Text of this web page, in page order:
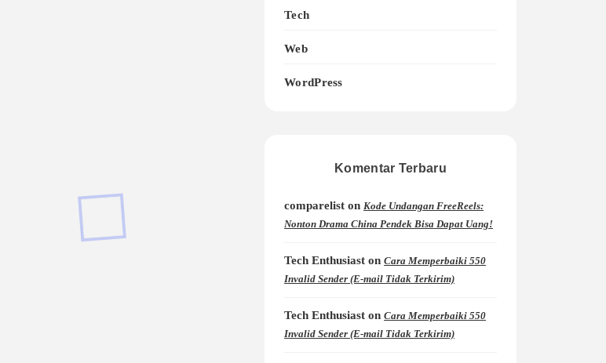
Tech
Web
WordPress
Komentar Terbaru
comparelist on Kode Undangan FreeReels:
Nonton Drama China Pendek Bisa Dapat Uang!
Tech Enthusiast onCara Memperbaiki 550
Invalid Sender (E-mail Tidak Terkirim)
Tech Enthusiast onCara Memperbaiki 550
Invalid Sender (E-mail Tidak Terkirim)